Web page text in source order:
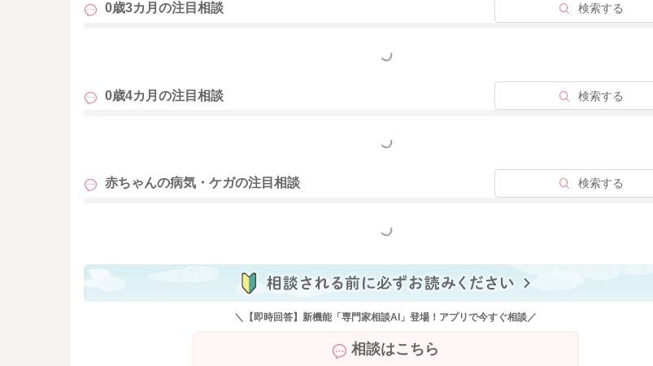
の違いを感じいることがないようでしたら、様子を見ていただいていいように思います。
他のお子さんでも自分の頭に手を伸ばして、触っていることはよく見かけます。
しかしまだ腕の長さも短く、その分手が届くあたりが大泉門あたりになることも多いです。
そこから触れていたとしてもそこからぐいっと強く圧をかけられるほど、手がそれほど届かないのではな
お子さんが触れる分には、問題になるようなことにはならないとも思いますよ。
良かったら参考になさってみてください。
2025/7/20 10:28
0歳3カ月の注目相談 検索する
もっと見る
0歳4カ月の注目相談 検索する
もっと見る
赤ちゃんの病気・ケガの注目相談 検索する
もっと見る
＼【即時回答】新機能「専門家相談AI」登場！アプリで今すぐ相談／
相談はこちら